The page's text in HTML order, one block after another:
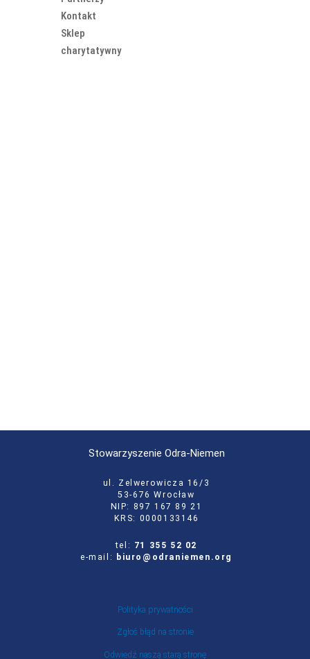
Kontakt
Sklep
charytatywny
Stowarzyszenie Odra-Niemen
ul. Zelwerowicza 16/3
53-676 Wrocław
NIP: 897 167 89 21
KRS: 0000133146
tel: 71 355 52 02
e-mail:
biuro@odraniemen.org
Polityka prywatności
Zgłoś błąd na stronie
Odwiedź naszą starą stronę